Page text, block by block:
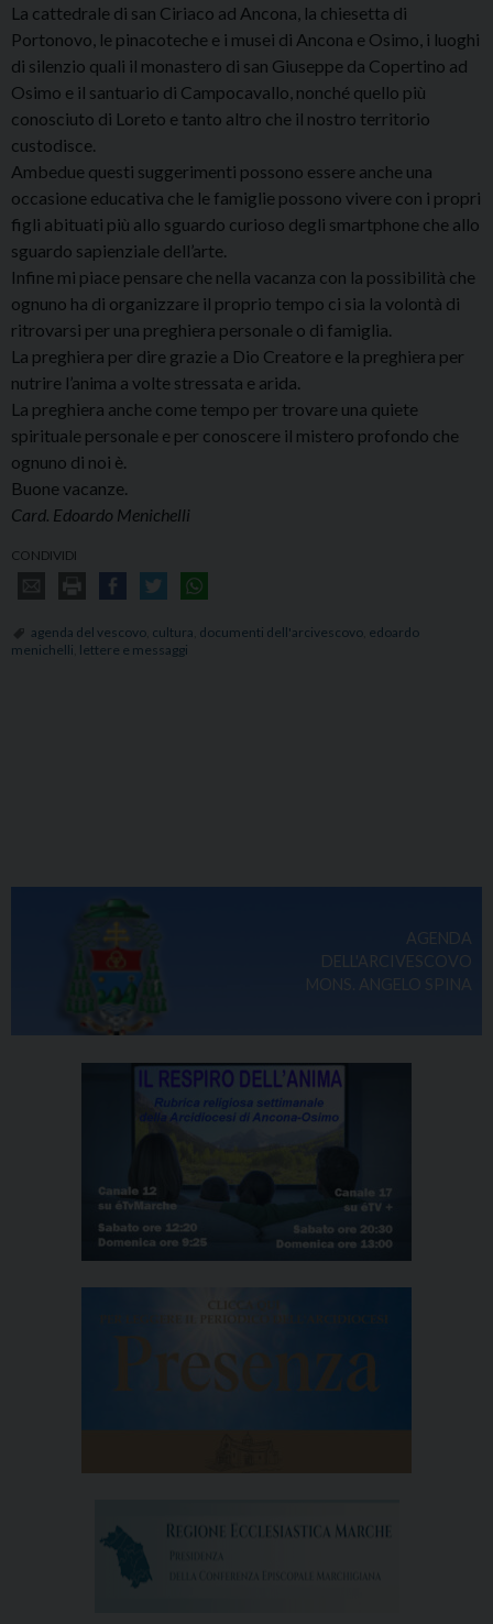
La cattedrale di san Ciriaco ad Ancona, la chiesetta di
Portonovo, le pinacoteche e i musei di Ancona e Osimo, i luoghi
di silenzio quali il monastero di san Giuseppe da Copertino ad
Osimo e il santuario di Campocavallo, nonché quello più
conosciuto di Loreto e tanto altro che il nostro territorio
custodisce.
Ambedue questi suggerimenti possono essere anche una
occasione educativa che le famiglie possono vivere con i propri
figli abituati più allo sguardo curioso degli smartphone che allo
sguardo sapienziale dell’arte.
Infine mi piace pensare che nella vacanza con la possibilità che
ognuno ha di organizzare il proprio tempo ci sia la volontà di
ritrovarsi per una preghiera personale o di famiglia.
La preghiera per dire grazie a Dio Creatore e la preghiera per
nutrire l’anima a volte stressata e arida.
La preghiera anche come tempo per trovare una quiete
spirituale personale e per conoscere il mistero profondo che
ognuno di noi è.
Buone vacanze.
Card. Edoardo Menichelli
CONDIVIDI
agenda del vescovo cultura documenti dell'arcivescovo edoardo
menichelli lettere e messaggi
AGENDA
DELL'ARCIVESCOVO
MONS. ANGELO SPINA